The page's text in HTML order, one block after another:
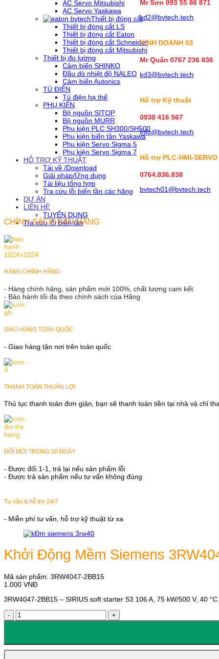
AC Servo Mitsubishi
AC Servo Yaskawa
Thiết bị đóng cắt
Thiết bị đóng cắt LS
Thiết bị đóng cắt Eaton
Thiết bị đóng cắt Schneider
Thiết bị đóng cắt Mitsubishi
Thiết bị đo lường
Cảm biến SHINKO
Đầu dò nhiệt độ NALEO
Cảm biến Autonics
TỦ ĐIỆN
Tủ điện hạ thế
PHỤ KIỆN
Bộ nguồn SITOP
Bộ nguồn MURR
Phụ kiện PLC SH300/SH500
Phụ kiện biến tần Yaskawa
Phụ kiện Servo Sigma 5
Phụ kiện Servo Sigma 7
HỖ TRỢ KỸ THUẬT
Tải về /Download
Giải pháp/Ứng dụng
Tài liệu tổng hợp
Tra cứu lỗi biến tần các hãng
DỰ ÁN
LIÊN HỆ
TUYỂN DỤNG
Tra cứu lỗi biến tần
Mr Sơn 093 55 86 871
kd2@bvtech.tech
KINH DOANH 03
Mr Quân 0767 236 836
kd3@bvtech.tech
Hỗ trợ Kỹ thuật
0938 416 567
info@bvtech.tech
Hỗ trợ PLC-HMI-SERVO
0764.836.838
bvtech01@bvtech.tech
CHÍNH SÁCH BÁN HÀNG
HÀNG CHÍNH HÃNG
- Hàng chính hãng, sản phẩm mới 100%, chất lượng cam kết
- Bảo hành tối đa theo chính sách của Hãng
GIAO HÀNG TOÀN QUỐC
- Giao hàng tận nơi trên toàn quốc
THANH TOÁN THUẬN LỢI
Thủ tục thanh toán đơn giản, bạn sẽ thanh toán tiền tại nhà và chỉ
ĐỔI MỚI TRONG 30 NGÀY
- Được đổi 1-1, trả lại nếu sản phẩm lỗi
- Được trả sản phẩm nếu tư vấn không đúng
Tư vấn & hỗ trợ 24/7
- Miễn phí tư vấn, hỗ trợ kỹ thuật từ xa
Khởi Động Mềm Siemens
Mã sản phẩm: 3RW4047-2BB15
1.000 VNĐ
3RW4047-2BB15 – SIRIUS soft starter S3 106 A, 75 kW/500 V, 40
Khởi
Động
3RW4047-
2BB15